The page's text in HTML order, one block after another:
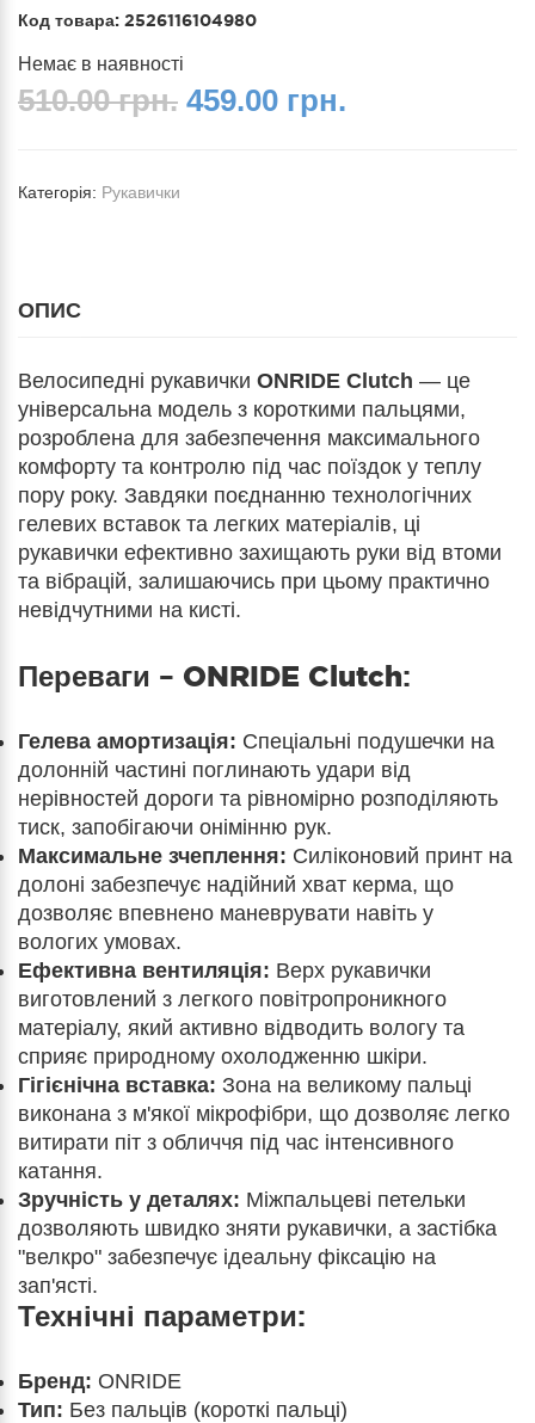
Код товара: 2526116104980
Немає в наявності
510.00 грн. 459.00 грн.
Категорія: Рукавички
ОПИС
Велосипедні рукавички ONRIDE Clutch — це
універсальна модель з короткими пальцями,
розроблена для забезпечення максимального
комфорту та контролю під час поїздок у теплу
пору року. Завдяки поєднанню технологічних
гелевих вставок та легких матеріалів, ці
рукавички ефективно захищають руки від втоми
та вібрацій, залишаючись при цьому практично
невідчутними на кисті.
Переваги – ONRIDE Clutch:
Гелева амортизація: Спеціальні подушечки на
долонній частині поглинають удари від
нерівностей дороги та рівномірно розподіляють
тиск, запобігаючи онімінню рук.
Максимальне зчеплення: Силіконовий принт на
долоні забезпечує надійний хват керма, що
дозволяє впевнено маневрувати навіть у
вологих умовах.
Ефективна вентиляція: Верх рукавички
виготовлений з легкого повітропроникного
матеріалу, який активно відводить вологу та
сприяє природному охолодженню шкіри.
Гігієнічна вставка: Зона на великому пальці
виконана з м'якої мікрофібри, що дозволяє легко
витирати піт з обличчя під час інтенсивного
катання.
Зручність у деталях: Міжпальцеві петельки
дозволяють швидко зняти рукавички, а застібка
"велкро" забезпечує ідеальну фіксацію на
зап'ясті.
Технічні параметри:
Бренд: ONRIDE
Тип: Без пальців (короткі пальці)